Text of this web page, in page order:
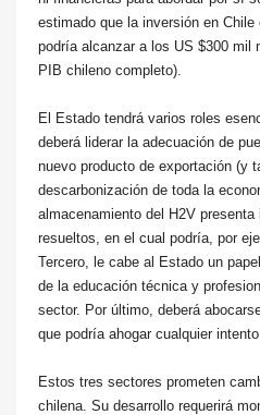
estimado que la inversión en
podría alcanzar a los US $300 mil
PIB chileno completo).
El Estado tendrá varios roles
deberá liderar la adecuación de
nuevo producto de exportación (y
descarbonización de toda la
almacenamiento del H2V
resueltos, en el cual podría, por
Tercero, le cabe al Estado un
de la educación técnica y
sector. Por último, deberá
que podría ahogar cualquier
Estos tres sectores prometen
chilena. Su desarrollo requerirá